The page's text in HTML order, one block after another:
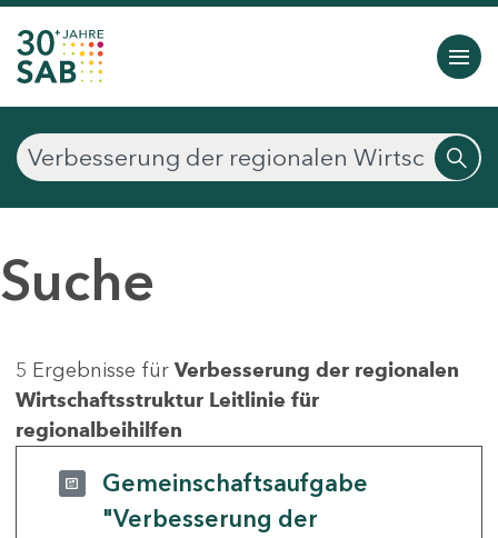
Suche
5 Ergebnisse für Verbesserung der regionalen
Wirtschaftsstruktur Leitlinie für
regionalbeihilfen
Gemeinschaftsaufgabe
"Verbesserung der